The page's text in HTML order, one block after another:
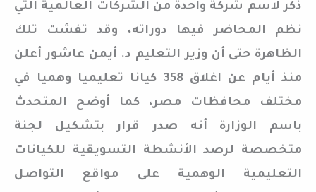
ذكر لاسم شركة واحدة من الشركات العالمية التي
نظم المحاضر فيها دوراته، وقد تفشت تلك
الظاهرة حتى أن وزير التعليم د. أيمن عاشور أعلن
منذ أيام عن اغلاق 358 كيانا تعليميا وهميا في
مختلف محافظات مصر، كما أوضح المتحدث
باسم الوزارة أنه صدر قرار بتشكيل لجنة
متخصصة لرصد الأنشطة التسويقية للكيانات
التعليمية الوهمية على مواقع التواصل